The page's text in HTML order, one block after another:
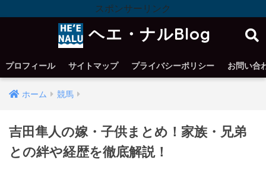
スポンサーリンク
ヘエ・ナルBlog
プロフィール サイトマップ プライバシーポリシー お問い合
ホーム 競馬
吉田隼人の嫁・子供まとめ！家族・兄弟
との絆や経歴を徹底解説！